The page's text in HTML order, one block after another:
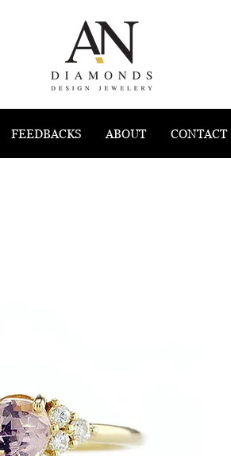
FEEDBACKS ABOUT CONTACT